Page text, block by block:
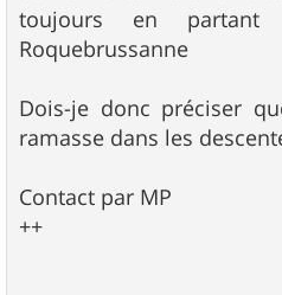
toujours en
Roquebrussanne
Dois-je donc préciser
ramasse dans les
Contact par MP
++